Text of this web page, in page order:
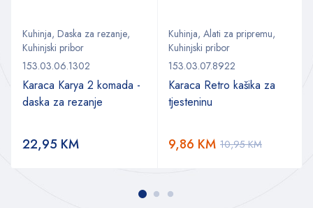
Kuhinja, Daska za rezanje,
Kuhinjski pribor
153.03.06.1302
Karaca Karya 2 komada -
daska za rezanje
22,95 KM
Kuhinja, Alati za pripremu,
Kuhinjski pribor
153.03.07.8922
Karaca Retro kašika za
tjesteninu
10,95KM
9,86 KM